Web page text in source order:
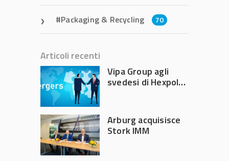
Packaging & Recycling 70
Articoli recenti
Vipa Group agli
svedesi di Hexpol
Arburg acquisisce
Stork IMM